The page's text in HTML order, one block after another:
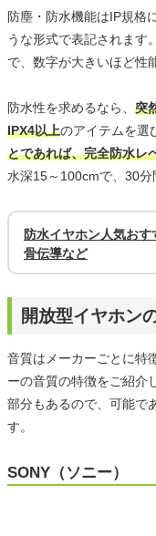
防塵・防水機能はIP規格
うな形式で表記されます
で、数字が大きいほど性
防水性を求めるなら、 突
IPX4以上のアイテムを選
とであれば、完全防水レ
水深15～100cmで、30分
防水イヤホン人気お
骨伝導など
開放型イヤホン
音質はメーカーごとに特
ーの音質の特徴をご紹介
部分もあるので、可能で
す。
SONY（ソニー）